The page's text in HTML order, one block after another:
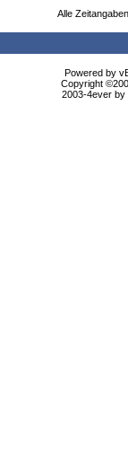
Alle
Powered by
Copyright
2003-4ever by